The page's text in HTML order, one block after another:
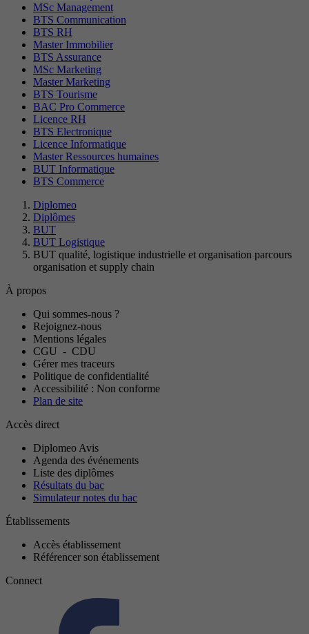
MSc Management
BTS Communication
BTS RH
Master Immobilier
BTS Assurance
MSc Marketing
Master Marketing
BTS Tourisme
BAC Pro Commerce
Licence RH
BTS Electronique
Licence Informatique
Master Ressources humaines
BUT Informatique
BTS Commerce
Diplomeo
Diplômes
BUT
BUT Logistique
BUT qualité, logistique industrielle et organisation parcours
organisation et supply chain
À propos
Qui sommes-nous ?
Rejoignez-nous
Mentions légales
CGU - CDU
Gérer mes traceurs
Politique de confidentialité
Accessibilité : Non conforme
Plan de site
Accès direct
Diplomeo Avis
Agenda des événements
Liste des diplômes
Résultats du bac
Simulateur notes du bac
Établissements
Accès établissement
Référencer son établissement
Connect